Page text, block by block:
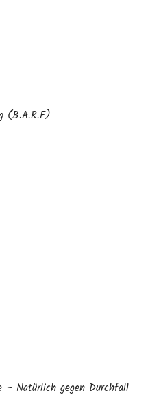
(B.A.R.F)
– Natürlich gegen Durchfall